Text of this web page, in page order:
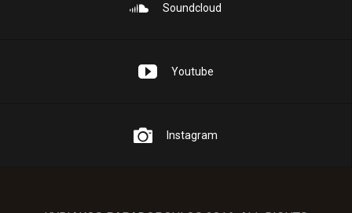
Soundcloud
Youtube
Instagram